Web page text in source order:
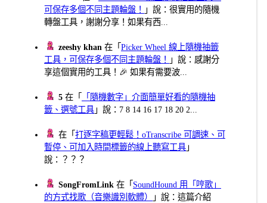
可保存多個不同主題輪盤！
」說：很實用的隨機
轉盤工具，謝謝分享！如果有西...
zeeshy khan 在「Picker Wheel 線上隨機抽籤
工具，可保存多個不同主題輪盤！
」說：感謝分
享這個實用的工具！🎉 如果有需要波...
5 在「
「隨機數字」介面簡單好看的隨機抽
籤、選號工具 」說：7 8 14 16 17 18 20 2...
在「打逐字稿更輕鬆！oTranscribe 可調速、可
暫停、可加入時間標籤的線上聽寫工具 」
說：？？？
SongFromLink 在「 SoundHound 用「哼歌」
的方式找歌（音樂識別軟體）
」說：這篇介紹